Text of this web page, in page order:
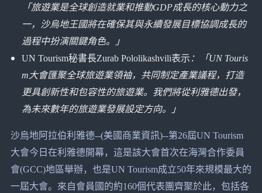
「旅遊業是全球創造就業和推動GDP成長的核心動力之
一，沙烏地王國將在確保其與永續發展目標協調成長的
過程中扮演關鍵角色。」
UN Tourism秘書長Zurab Pololikashvili表示 ：「UN Touris
m大會匯聚全球旅遊業領袖，共同制定產業議程，打造
更具創新性和包容性的旅遊業。我們將從利雅德出發，
為未來數年的旅遊業發展設定方向。」
沙烏地阿拉伯利雅德--(美國商業資訊)--第26屆UN Tourism
大會今日在利雅德開幕，這是該大會首次在海灣合作委員
會(GCC)地區舉辦，也是UN Tourism成立50年來規模最大的
一屆大會。來自會員國的約160個代表團齊聚於此，包括各